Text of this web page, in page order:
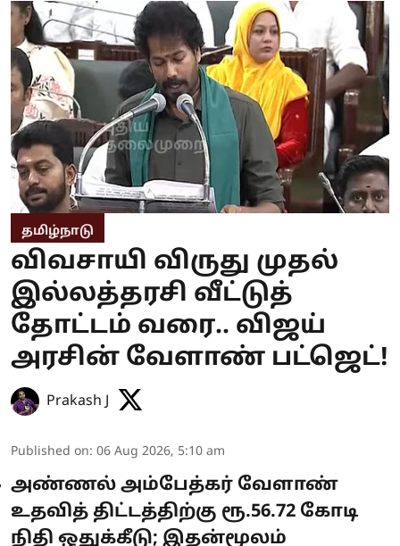
தமிழ்நாடு
விவசாயி விருது முதல்
இல்லத்தரசி வீட்டுத்
தோட்டம் வரை.. விஜய்
அரசின் வேளாண் பட்ஜெட்!
Prakash J
Published on: 06 Aug 2026, 5:10 am
அண்ணல் அம்பேத்கர் வேளாண்
உதவித் திட்டத்திற்கு ரூ.56.72 கோடி
நிதி ஒதுக்கீடு; இதன்மூலம்